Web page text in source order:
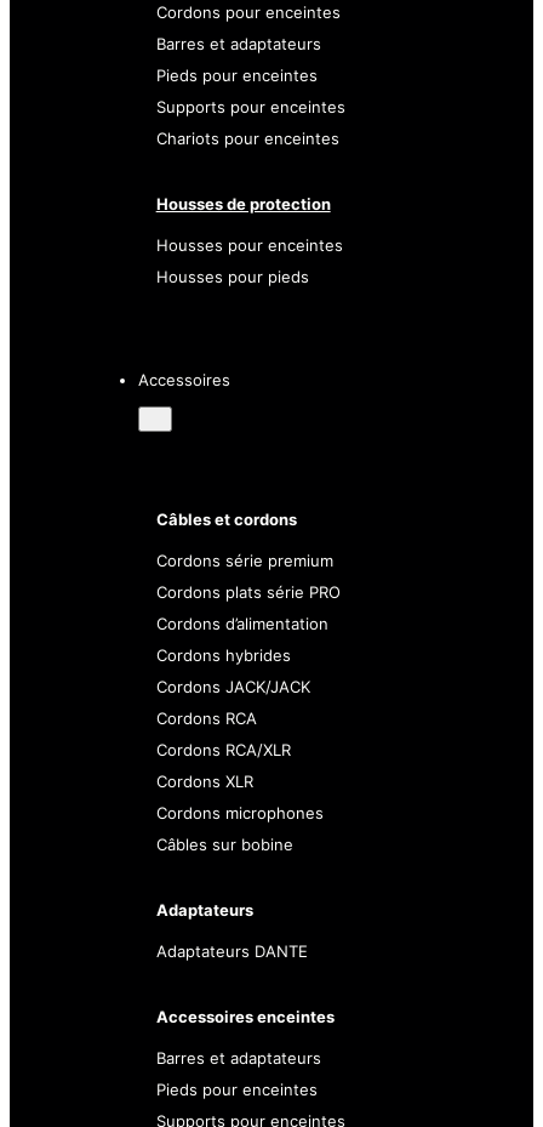
Cordons pour enceintes
Barres et adaptateurs
Pieds pour enceintes
Supports pour enceintes
Chariots pour enceintes
Housses de protection
Housses pour enceintes
Housses pour pieds
Accessoires
Câbles et cordons
Cordons série premium
Cordons plats série PRO
Cordons d’alimentation
Cordons hybrides
Cordons JACK/JACK
Cordons RCA
Cordons RCA/XLR
Cordons XLR
Cordons microphones
Câbles sur bobine
Adaptateurs
Adaptateurs DANTE
Accessoires enceintes
Barres et adaptateurs
Pieds pour enceintes
Supports pour enceintes